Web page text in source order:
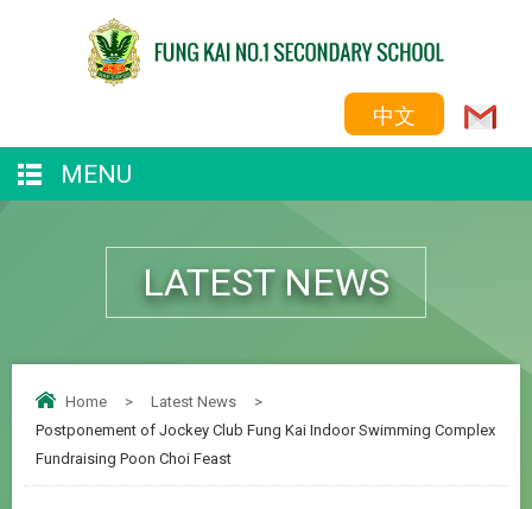
中文
MENU
LATEST NEWS
Home > Latest News
>
Postponement of Jockey Club Fung Kai Indoor Swimming Complex
Fundraising Poon Choi Feast